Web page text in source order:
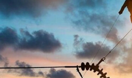
Gündem
KKTC
KKTC YEREL SEÇİM 2018